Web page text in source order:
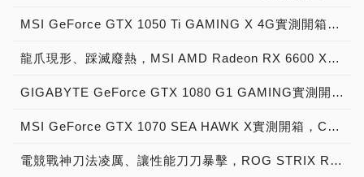
MSI GeForce GTX 1050 Ti GAMING X 4G實測開箱，中階電競顯示卡中的玩家精品！
龍爪現形、踩滅廢熱，MSI AMD Radeon RX 6600 XT GAMING X 8G開箱解密
GIGABYTE GeForce GTX 1080 G1 GAMING實測開箱，三風扇風之力顯示卡中的玩家聖物！
MSI GeForce GTX 1070 SEA HAWK X實測開箱，CORSAIR HYDRO一體式精品級水空冷顯示卡！
電競戰神刀法凌厲、讓性能刀刀暴擊，ROG STRIX RTX 3070 Ti O8G GAMING上機實測